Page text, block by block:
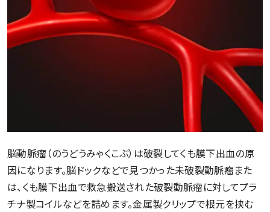
脳動脈瘤（のうどうみゃくこぶ）は破裂してくも膜下出血の原
因になります。脳ドックなどで見つかった未破裂動脈瘤また
は、くも膜下出血で救急搬送された破裂動脈瘤に対してプラ
チナ製コイルなどを詰めます。金属製クリップで根元を挟む